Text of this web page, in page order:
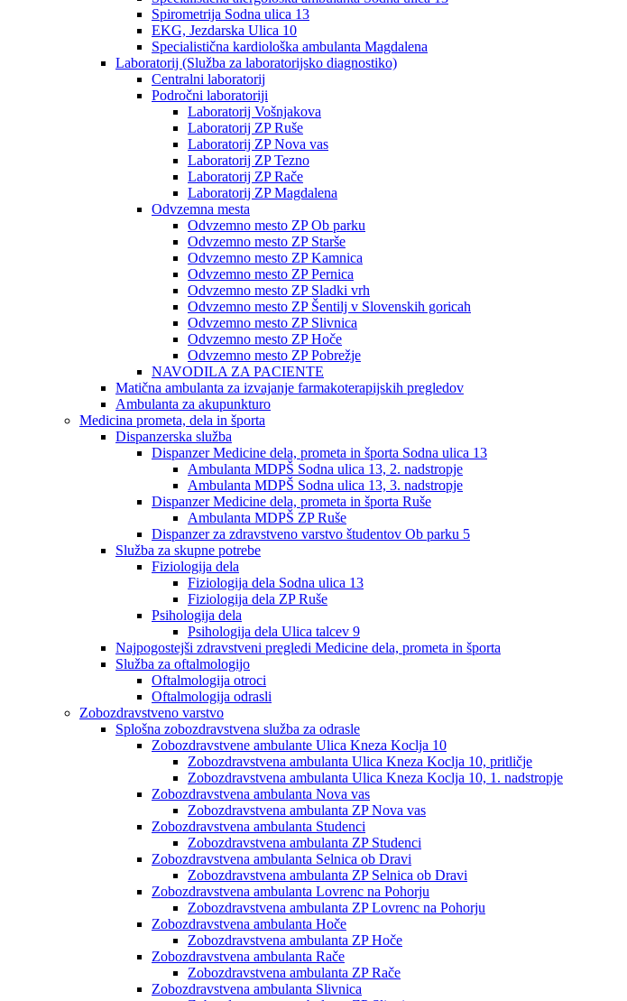
Spirometrija Sodna ulica 13
EKG, Jezdarska Ulica 10
Specialistična kardiološka ambulanta Magdalena
Laboratorij (Služba za laboratorijsko diagnostiko)
Centralni laboratorij
Področni laboratoriji
Laboratorij Vošnjakova
Laboratorij ZP Ruše
Laboratorij ZP Nova vas
Laboratorij ZP Tezno
Laboratorij ZP Rače
Laboratorij ZP Magdalena
Odvzemna mesta
Odvzemno mesto ZP Ob parku
Odvzemno mesto ZP Starše
Odvzemno mesto ZP Kamnica
Odvzemno mesto ZP Pernica
Odvzemno mesto ZP Sladki vrh
Odvzemno mesto ZP Šentilj v Slovenskih goricah
Odvzemno mesto ZP Slivnica
Odvzemno mesto ZP Hoče
Odvzemno mesto ZP Pobrežje
NAVODILA ZA PACIENTE
Matična ambulanta za izvajanje farmakoterapijskih pregledov
Ambulanta za akupunkturo
Medicina prometa, dela in športa
Dispanzerska služba
Dispanzer Medicine dela, prometa in športa Sodna ulica 13
Ambulanta MDPŠ Sodna ulica 13, 2. nadstropje
Ambulanta MDPŠ Sodna ulica 13, 3. nadstropje
Dispanzer Medicine dela, prometa in športa Ruše
Ambulanta MDPŠ ZP Ruše
Dispanzer za zdravstveno varstvo študentov Ob parku 5
Služba za skupne potrebe
Fiziologija dela
Fiziologija dela Sodna ulica 13
Fiziologija dela ZP Ruše
Psihologija dela
Psihologija dela Ulica talcev 9
Najpogostejši zdravstveni pregledi Medicine dela, prometa in športa
Služba za oftalmologijo
Oftalmologija otroci
Oftalmologija odrasli
Zobozdravstveno varstvo
Splošna zobozdravstvena služba za odrasle
Zobozdravstvene ambulante Ulica Kneza Koclja 10
Zobozdravstvena ambulanta Ulica Kneza Koclja 10, pritličje
Zobozdravstvena ambulanta Ulica Kneza Koclja 10, 1. nadstropje
Zobozdravstvena ambulanta Nova vas
Zobozdravstvena ambulanta ZP Nova vas
Zobozdravstvena ambulanta Studenci
Zobozdravstvena ambulanta ZP Studenci
Zobozdravstvena ambulanta Selnica ob Dravi
Zobozdravstvena ambulanta ZP Selnica ob Dravi
Zobozdravstvena ambulanta Lovrenc na Pohorju
Zobozdravstvena ambulanta ZP Lovrenc na Pohorju
Zobozdravstvena ambulanta Hoče
Zobozdravstvena ambulanta ZP Hoče
Zobozdravstvena ambulanta Rače
Zobozdravstvena ambulanta ZP Rače
Zobozdravstvena ambulanta Slivnica